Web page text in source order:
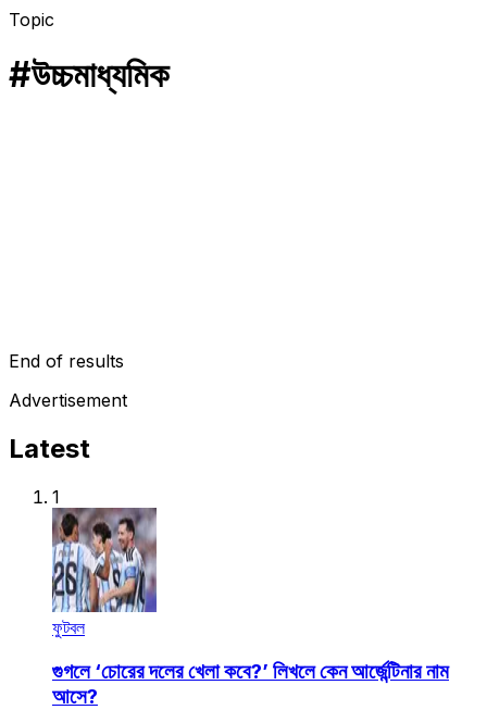
Topic
#উচ্চমাধ্যমিক
End of results
Advertisement
Latest
1
ফুটবল
গুগলে ‘চোরের দলের খেলা কবে?’ লিখলে কেন আর্জেন্টিনার নাম
আসে?